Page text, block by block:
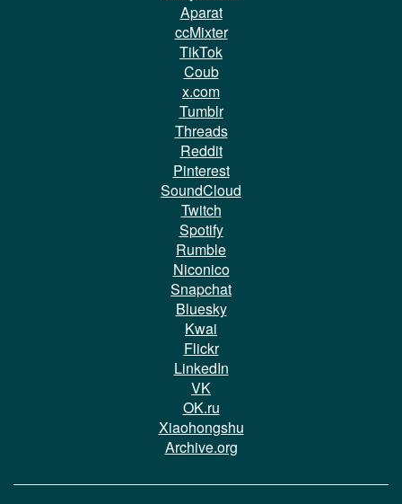
Aparat
ccMixter
TikTok
Coub
x.com
Tumblr
Threads
Reddit
Pinterest
SoundCloud
Twitch
Spotify
Rumble
Niconico
Snapchat
Bluesky
Kwai
Flickr
LinkedIn
VK
OK.ru
Xiaohongshu
Archive.org